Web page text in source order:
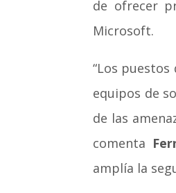
de ofrecer
Microsoft.
“Los
equipos de
de las
comenta
amplía la